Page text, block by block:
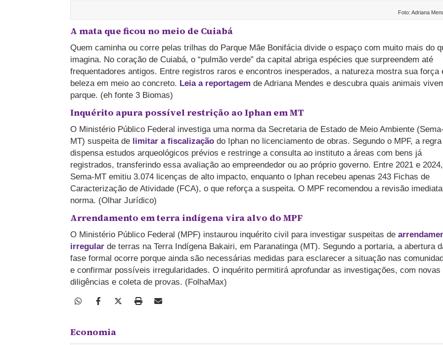
Foto: Adriana
A mata que ficou no meio de Cuiabá
Quem caminha ou corre pelas trilhas do Parque Mãe Bonifácia divide o espaço com muito mais do
imagina. No coração de Cuiabá, o “pulmão verde” da capital abriga espécies que surpreendem até
frequentadores antigos. Entre registros raros e encontros inesperados, a natureza mostra sua força
beleza em meio ao concreto. Leia a reportagem de Adriana Mendes e descubra quais animais
parque. (eh fonte 3 Biomas)
Inquérito apura possível restrição ao Iphan em MT
O Ministério Público Federal investiga uma norma da Secretaria de Estado de Meio Ambiente
MT) suspeita de limitar a fiscalização do Iphan no licenciamento de obras. Segundo o MPF, a regra
dispensa estudos arqueológicos prévios e restringe a consulta ao instituto a áreas com bens já
registrados, transferindo essa avaliação ao empreendedor ou ao próprio governo. Entre 2021 e
Sema-MT emitiu 3.074 licenças de alto impacto, enquanto o Iphan recebeu apenas 243 Fichas de
Caracterização de Atividade (FCA), o que reforça a suspeita. O MPF recomendou a revisão
norma. (Olhar Jurídico)
Arrendamento em terra indígena vira alvo do MPF
O Ministério Público Federal (MPF) instaurou inquérito civil para investigar suspeitas de
irregular de terras na Terra Indígena Bakairi, em Paranatinga (MT). Segundo a portaria, a abertura
fase formal ocorre porque ainda são necessárias medidas para esclarecer a situação nas
e confirmar possíveis irregularidades. O inquérito permitirá aprofundar as investigações, com novas
diligências e coleta de provas. (FolhaMax)
Economia